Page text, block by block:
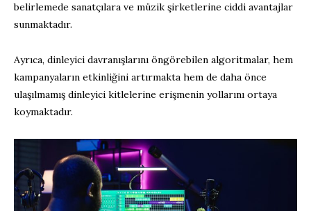
belirlemede sanatçılara ve müzik şirketlerine ciddi avantajlar
sunmaktadır.
Ayrıca, dinleyici davranışlarını öngörebilen algoritmalar, hem
kampanyaların etkinliğini artırmakta hem de daha önce
ulaşılmamış dinleyici kitlelerine erişmenin yollarını ortaya
koymaktadır.